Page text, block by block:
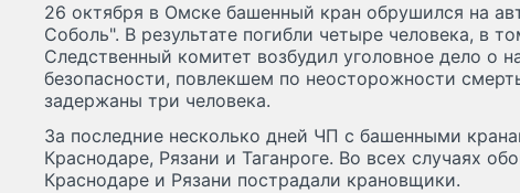
26 октября в Омске башенный кран обрушился на
Соболь". В результате погибли четыре человека, в
Следственный комитет возбудил уголовное дело о
безопасности, повлекшем по неосторожности
задержаны три человека.
За последние несколько дней ЧП с башенными
Краснодаре, Рязани и Таганроге. Во всех случаях
Краснодаре и Рязани пострадали крановщики.